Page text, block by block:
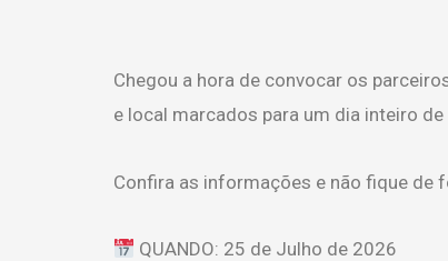
Chegou a hora de convocar os
e local marcados para um dia inteiro
Confira as informações e não fique de
QUANDO: 25 de Julho de 2026